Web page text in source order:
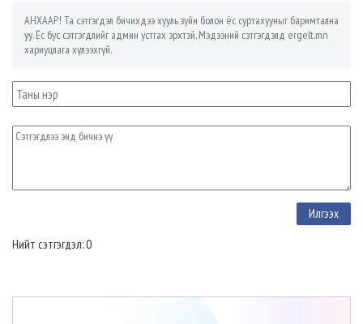
АНХААР! Та сэтгэгдэл бичихдээ хууль зүйн болон ёс суртахууныг баримтална
уу. Ёс бус сэтгэгдлийг админ устгах эрхтэй. Мэдээний сэтгэгдэлд ergelt.mn
хариуцлага хүлээхгүй.
Нийт сэтгэгдэл: 0